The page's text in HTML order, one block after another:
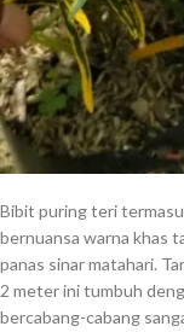
Bibit puring teri
bernuansa warna khas
panas sinar matahari.
2 meter ini tumbuh
bercabang-cabang